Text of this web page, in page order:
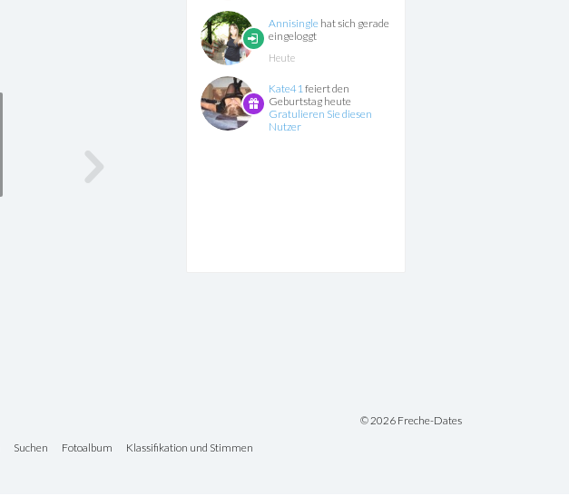
Annisinglehat sich gerade
eingeloggt
Heute
Kate41feiert den
Geburtstag heute
Gratulieren Sie diesen
Nutzer
© 2026 Freche-Dates
Suchen Fotoalbum Klassifikation und Stimmen